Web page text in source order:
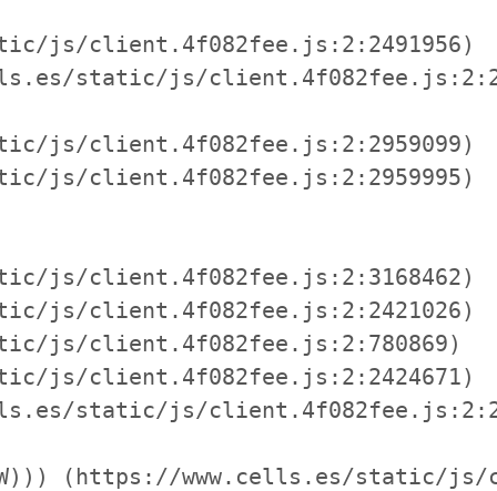
js/client.4f082fee.js:2:2491956)
static/js/
js/client.4f082fee.js:2:2959099)
js/client.4f082fee.js:2:2959995)
js/client.4f082fee.js:2:3168462)
js/client.4f082fee.js:2:2421026)
js/client.4f082fee.js:2:780869)
js/client.4f082fee.js:2:2424671)
static/js/
(https://www.cells.es/static/